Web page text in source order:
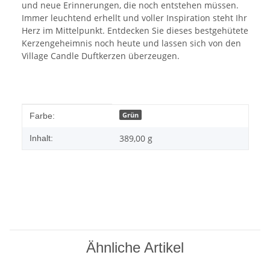
und neue Erinnerungen, die noch entstehen müssen.
Immer leuchtend erhellt und voller Inspiration steht Ihr
Herz im Mittelpunkt. Entdecken Sie dieses bestgehütete
Kerzengeheimnis noch heute und lassen sich von den
Village Candle Duftkerzen überzeugen.
Produkteigenschaft
Wert
Farbe: Grün
Inhalt: 389,00 g
Ähnliche Artikel